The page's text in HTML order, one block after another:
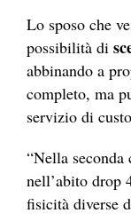
Lo sposo che
possibilità di
abbinando a
completo, ma
servizio di
“Nella
nell’abito drop
fisicità diverse